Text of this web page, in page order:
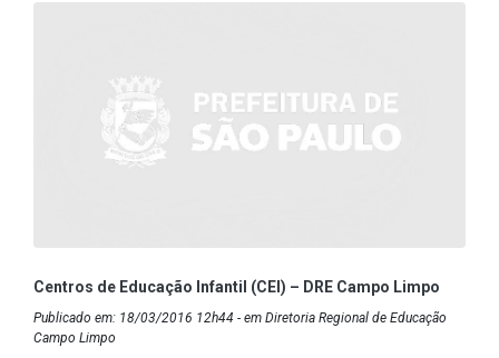
Centros de Educação Infantil (CEI) – DRE Campo Limpo
Publicado em: 18/03/2016 12h44 - em Diretoria Regional de Educação
Campo Limpo